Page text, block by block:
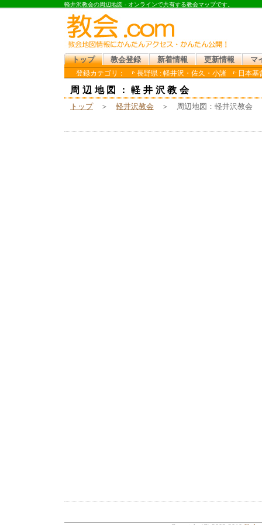
軽井沢教会の周辺地図 - オンラインで共有する教会マップです。
トップ 教会登録 新着情報 更新情報
マ
登録カテゴリ：
長野県 : 軽井沢・佐久・小諸 日本基
周辺地図：軽井沢教会
トップ ＞ 軽井沢教会 ＞ 周辺地図：軽井沢教会